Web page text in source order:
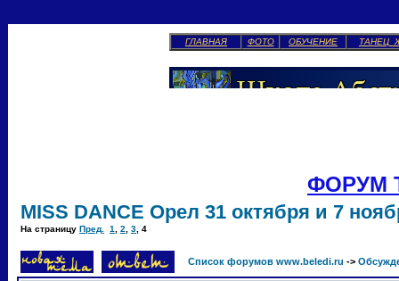
ГЛАВНАЯ ФОТО ОБУЧЕНИЕ ТАНЕЦ
ФОРУМ
MISS DANCE Орел 31 октября и 7
На страницу Пред. 1 2 3 4
Список форумов www.beledi.ru ->